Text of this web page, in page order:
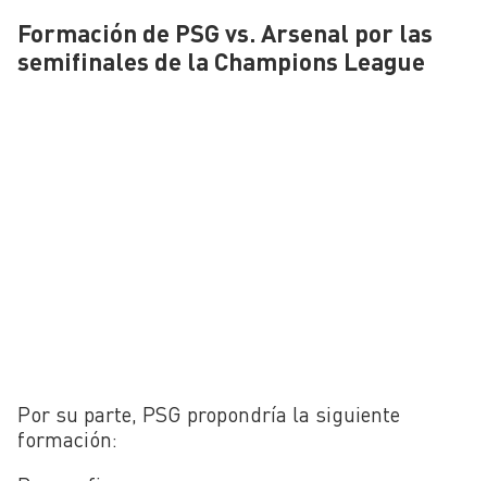
Formación de PSG vs. Arsenal por las
semifinales de la Champions League
Por su parte, PSG propondría la siguiente
formación: